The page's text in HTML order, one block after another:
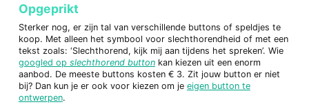
Opgeprikt
Sterker nog, er zijn tal van verschillende buttons of speldjes te
koop. Met alleen het symbool voor slechthorendheid of met een
tekst zoals: ‘Slechthorend, kijk mij aan tijdens het spreken’. Wie
googled op slechthorend buttonkan kiezen uit een enorm
aanbod. De meeste buttons kosten € 3. Zit jouw button er niet
bij? Dan kun je er ook voor kiezen om je eigen button te
ontwerpen.